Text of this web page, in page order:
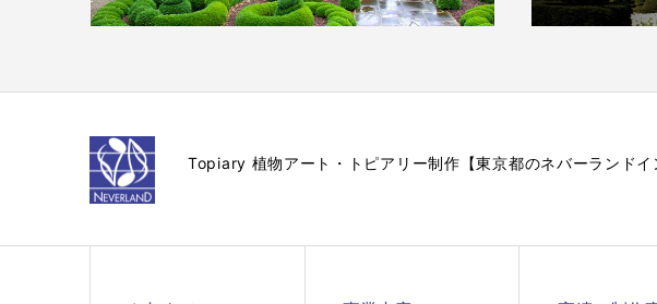
Topiary 植物アート・トピアリー制作【東京都のネバーランドイ